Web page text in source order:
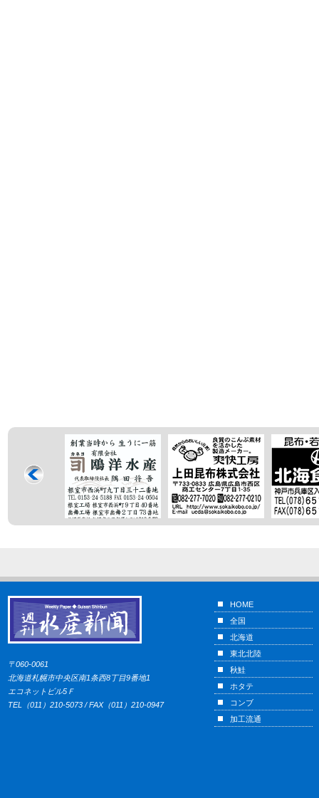
〒060-0061
北海道札幌市中央区南1条西8丁目9番地1
エコネットビル5Ｆ
TEL（011）210-5073 / FAX（011）210-0947
HOME
全国
北海道
東北北陸
秋鮭
ホタテ
コンブ
加工流通